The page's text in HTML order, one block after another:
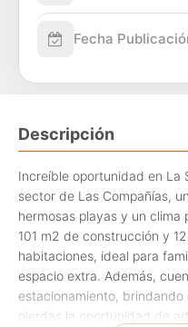
Fecha
Descripción
Increíble oportunidad en La
sector de Las Compañías,
hermosas playas y un
101 m2 de construcción y
habitaciones, ideal para
espacio extra. Además,
estacionamiento,
pierdas la oportunidad de